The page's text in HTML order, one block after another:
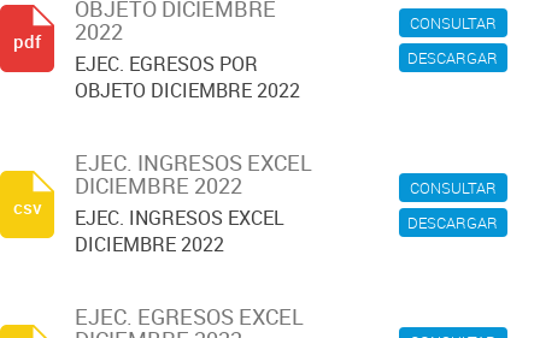
CONSULTAR
DESCARGAR
OBJETO DICIEMBRE
2022
EJEC. EGRESOS POR
OBJETO DICIEMBRE 2022
pdf
CONSULTAR
DESCARGAR
EJEC. INGRESOS EXCEL
DICIEMBRE 2022
EJEC. INGRESOS EXCEL
DICIEMBRE 2022
csv
EJEC. EGRESOS EXCEL